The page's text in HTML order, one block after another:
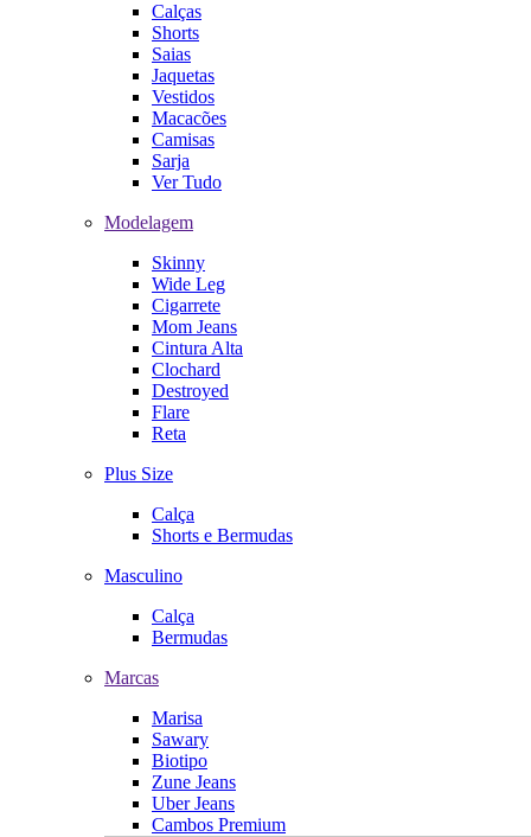
Calças
Shorts
Saias
Jaquetas
Vestidos
Macacões
Camisas
Sarja
Ver Tudo
Modelagem
Skinny
Wide Leg
Cigarrete
Mom Jeans
Cintura Alta
Clochard
Destroyed
Flare
Reta
Plus Size
Calça
Shorts e Bermudas
Masculino
Calça
Bermudas
Marcas
Marisa
Sawary
Biotipo
Zune Jeans
Uber Jeans
Cambos Premium